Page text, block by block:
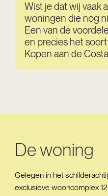
Wist je dat wij vaak
woningen die nog
Een van de
en precies het
Kopen aan de
De woning
Gelegen in het
exclusieve wooncomplex